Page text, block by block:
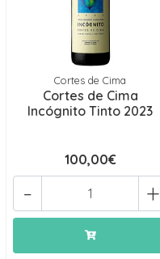
Cortes de Cima
Cortes de Cima
Incógnito Tinto 2023
100,00€
+
-